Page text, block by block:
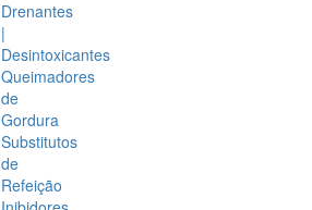
Drenantes
|
Desintoxicantes
Queimadores
de
Gordura
Substitutos
de
Refeição